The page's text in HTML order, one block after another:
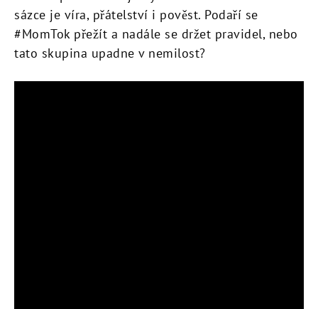
sázce je víra, přátelství i pověst. Podaří se
#MomTok přežít a nadále se držet pravidel, nebo
tato skupina upadne v nemilost?